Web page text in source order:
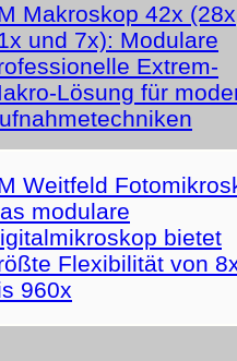
Makroskop 42x
und 7x): Modulare
Extrem-
Lösung für
Weitfeld
modulare
bietet
Flexibilität von
960x